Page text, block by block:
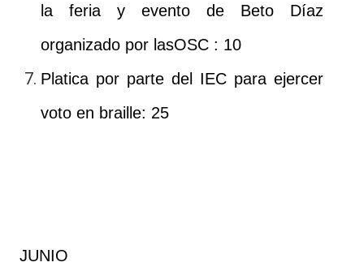
la feria y evento de Beto Díaz
organizado por lasOSC : 10
Platica por parte del IEC para ejercer
voto en braille: 25
JUNIO